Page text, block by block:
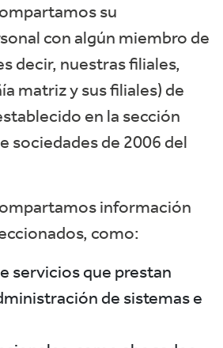
su
con algún miembro de
decir, nuestras filiales,
matriz y sus filiales) de
en la sección
sociedades de 2006 del
información
como:
servicios que prestan
de sistemas e